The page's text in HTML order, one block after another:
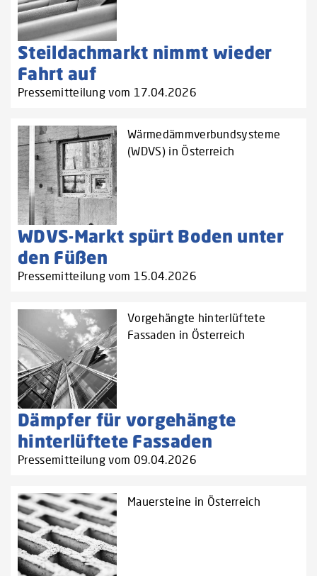
Steildachmarkt nimmt wieder
Fahrt auf
Pressemitteilung vom 17.04.2026
Wärmedämmverbundsysteme
(WDVS) in Österreich
WDVS-Markt spürt Boden unter
den Füßen
Pressemitteilung vom 15.04.2026
Vorgehängte hinterlüftete
Fassaden in Österreich
Dämpfer für vorgehängte
hinterlüftete Fassaden
Pressemitteilung vom 09.04.2026
Mauersteine in Österreich